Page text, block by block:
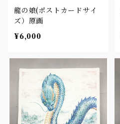
龍の娘(ポストカードサイ
ズ）原画
¥6,000